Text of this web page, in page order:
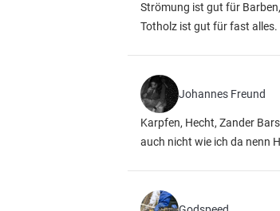
Strömung ist gut für
Totholz ist gut für fast alles.
Johannes Freund
Karpfen, Hecht, Zander
auch nicht wie ich da nenn